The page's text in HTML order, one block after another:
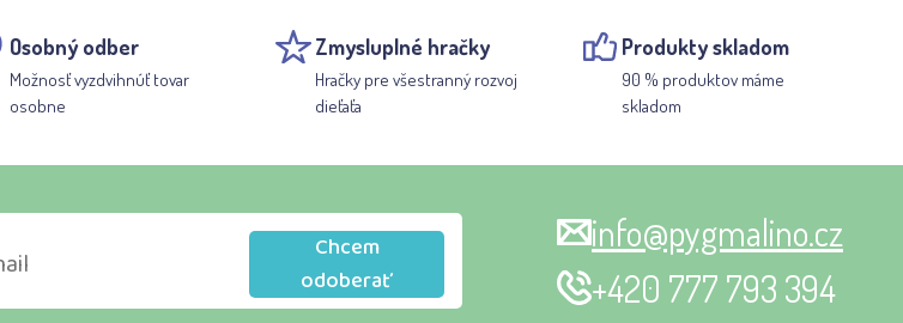
Osobný odber
Možnosť vyzdvihnúť tovar
osobne
Zmysluplné hračky
Hračky pre všestranný rozvoj
dieťaťa
Produkty skladom
90 % produktov máme
skladom
Chcem
odoberať
info@pygmalino.cz
+420 777 793 394